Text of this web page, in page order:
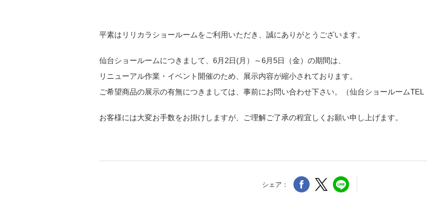
平素はリリカラショールームをご利用いただき、誠にありがとうございます。
仙台ショールームにつきまして、6月2日(月）～6月5日（金）の期間は、
リニューアル作業・イベント開催のため、展示内容が縮小されております。
ご希望商品の展示の有無につきましては、事前にお問い合わせ下さい。（仙台ショールームTEL
お客様には大変お手数をお掛けしますが、ご理解ご了承の程宜しくお願い申し上げます。
シェア：